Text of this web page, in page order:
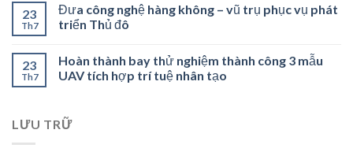
23
Th7
Đưa công nghệ hàng không – vũ trụ phục vụ phát
triển Thủ đô
23
Th7
Hoàn thành bay thử nghiệm thành công 3 mẫu
UAV tích hợp trí tuệ nhân tạo
LƯU TRỮ